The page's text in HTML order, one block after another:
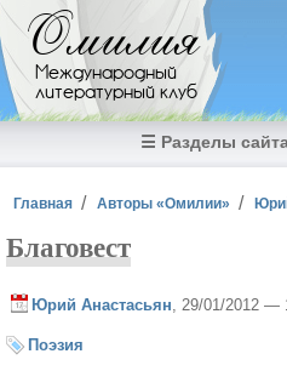
Перейти к основному содержанию
Омилия
Международный
литературный клуб
☰ Разделы
Вы здесь
Главная Авторы «Омилии»
Благовест
Юрий Анастасьян , 29/01/2012 —
Поэзия